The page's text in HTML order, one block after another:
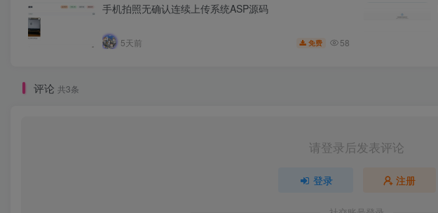
手机拍照无确认连续上传系统ASP源码
5天前 免费 58
评论 共3条
请登录后发表评论
登录 注册